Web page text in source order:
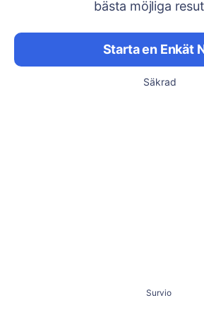
bästa möjliga
Starta en Enkät
Säkrad
Survio